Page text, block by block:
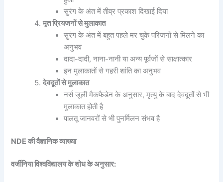
सुरंग के अंत में तीव्र प्रकाश दिखाई दिया
मृत प्रियजनों से मुलाकात
सुरंग के अंत में बहुत पहले मर चुके परिजनों से मिलने का
अनुभव
दादा-दादी, नाना-नानी या अन्य पूर्वजों से साक्षात्कार
इन मुलाकातों से गहरी शांति का अनुभव
देवदूतों से मुलाकात
नर्स जूली मैकफैडेन के अनुसार, मृत्यु के बाद देवदूतों से भी
मुलाकात होती है
पालतू जानवरों से भी पुनर्मिलन संभव है
NDE की वैज्ञानिक व्याख्या
वर्जीनिया विश्वविद्यालय के शोध के अनुसार: